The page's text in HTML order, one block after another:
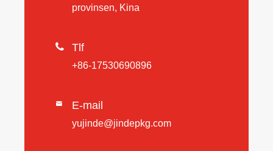
provinsen, Kina
 Tlf
+86-17530690896
 E-mail
yujinde@jindepkg.com